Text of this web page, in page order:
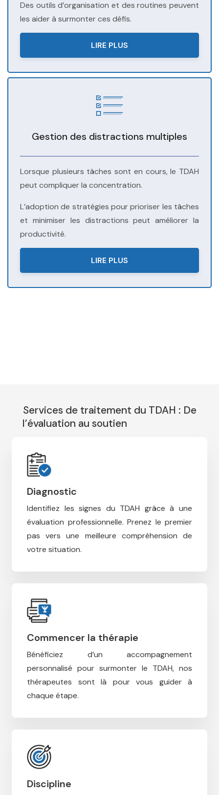
Des outils d’organisation et des routines peuvent
les aider à surmonter ces défis.
LIRE PLUS
Gestion des distractions multiples
Lorsque plusieurs tâches sont en cours, le TDAH
peut compliquer la concentration.
L’adoption de stratégies pour prioriser les tâches
et minimiser les distractions peut améliorer la
productivité.
LIRE PLUS
Services de traitement du TDAH : De
l’évaluation au soutien
Diagnostic
Identifiez les signes du TDAH grâce à une
évaluation professionnelle. Prenez le premier
pas vers une meilleure compréhension de
votre situation.
Commencer la thérapie
Bénéficiez d’un accompagnement
personnalisé pour surmonter le TDAH, nos
thérapeutes sont là pour vous guider à
chaque étape.
Discipline